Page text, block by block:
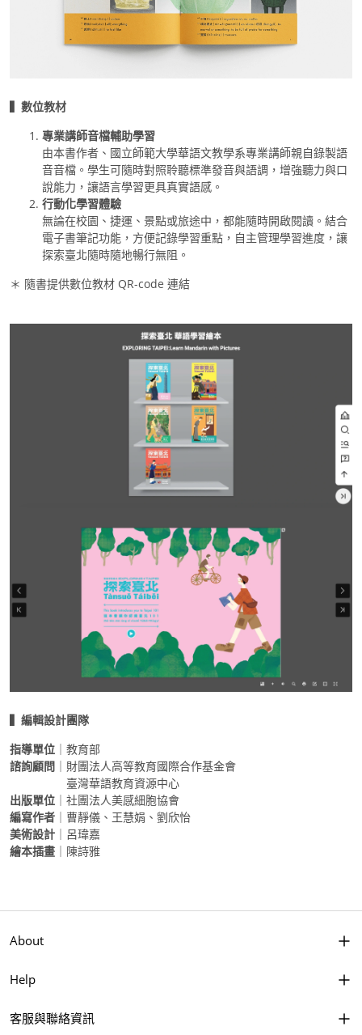
▍數位教材
專業講師音檔輔助學習
由本書作者、國立師範大學華語文教學系專業講師親自錄製語
音音檔。學生可隨時對照聆聽標準發音與語調，增強聽力與口
說能力，讓語言學習更具真實語感。
行動化學習體驗
無論在校園、捷運、景點或旅途中，都能隨時開啟閱讀。結合
電子書筆記功能，方便記錄學習重點，自主管理學習進度，讓
探索臺北隨時隨地暢行無阻。
＊ 隨書提供數位教材 QR-code 連結
▍ 編輯設計團隊
指導單位 ｜教育部
諮詢顧問 ｜財團法人高等教育國際合作基金會
臺灣華語教育資源中心
出版單位 ｜社團法人美感細胞協會
編寫作者 ｜曹靜儀、王慧娟、劉欣怡
美術設計 ｜呂瑋嘉
繪本插畫 ｜陳詩雅
About
Help
客服與聯絡資訊